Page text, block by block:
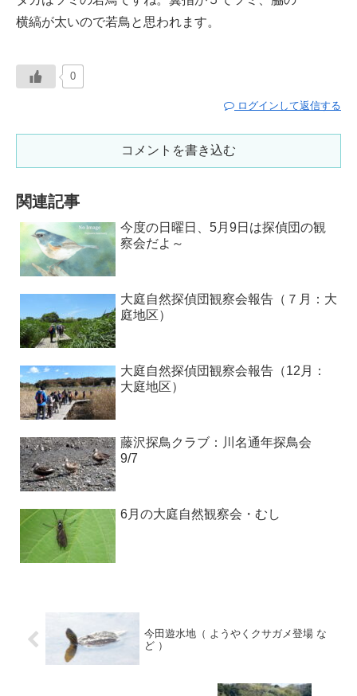
横縞が太いので若鳥と思われます。
0
ログインして返信する
コメントを書き込む
関連記事
今度の日曜日、5月9日は探偵団の観
察会だよ～
大庭自然探偵団観察会報告（７月：大
庭地区）
大庭自然探偵団観察会報告（12月：
大庭地区）
藤沢探鳥クラブ：川名通年探鳥会
9/7
6月の大庭自然観察会・むし
今田遊水地（ ようやくクサガメ登場 な
ど ）